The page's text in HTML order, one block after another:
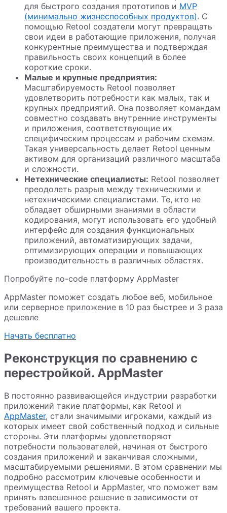
для быстрого создания прототипов и MVP
(минимально жизнеспособных продуктов). С
помощью Retool создатели могут превращать
свои идеи в работающие приложения, получая
конкурентные преимущества и подтверждая
правильность своих концепций в более
короткие сроки.
Малые и крупные предприятия:
Масштабируемость Retool позволяет
удовлетворить потребности как малых, так и
крупных предприятий. Она позволяет командам
совместно создавать внутренние инструменты
и приложения, соответствующие их
специфическим процессам и рабочим схемам.
Такая универсальность делает Retool ценным
активом для организаций различного масштаба
и сложности.
Нетехнические специалисты: Retool позволяет
преодолеть разрыв между техническими и
нетехническими специалистами. Те, кто не
обладает обширными знаниями в области
кодирования, могут использовать его удобный
интерфейс для создания функциональных
приложений, автоматизирующих задачи,
оптимизирующих операции и повышающих
производительность в различных областях.
Попробуйте no-code платформу AppMaster
AppMaster поможет создать любое веб, мобильное
или серверное приложение в 10 раз быстрее и 3 раза
дешевле
Начать бесплатно
Реконструкция по сравнению с
перестройкой. AppMaster
В постоянно развивающейся индустрии разработки
приложений такие платформы, как Retool и
AppMaster, стали значимыми игроками, каждый из
которых имеет свой собственный подход и сильные
стороны. Эти платформы удовлетворяют
потребности пользователей, начиная от быстрого
создания приложений и заканчивая сложными,
масштабируемыми решениями. В этом сравнении мы
подробно рассмотрим ключевые особенности и
преимущества Retool и AppMaster, что поможет вам
принять взвешенное решение в зависимости от
требований вашего проекта.